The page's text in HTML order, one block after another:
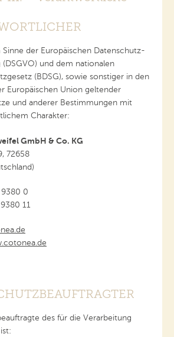
der Europäischen Datenschutz-
und dem nationalen
(BDSG), sowie sonstiger in den
Europäischen Union geltender
und anderer Bestimmungen mit
Charakter:
GmbH & Co. KG
72658
9380 0
11
des für die Verarbeitung